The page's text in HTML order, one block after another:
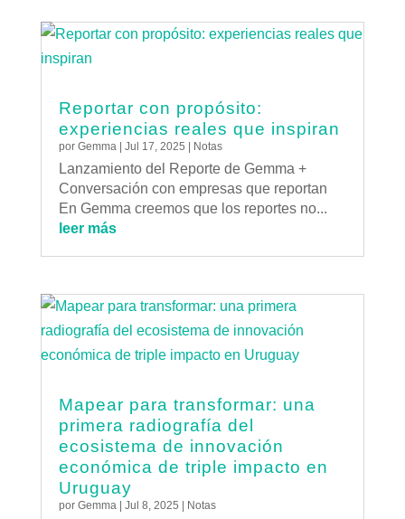
Reportar con propósito:
experiencias reales que inspiran
por Gemma| Jul 17, 2025 Notas
Lanzamiento del Reporte de Gemma +
Conversación con empresas que reportan
En Gemma creemos que los reportes no...
leer más
Mapear para transformar: una
primera radiografía del
ecosistema de innovación
económica de triple impacto en
Uruguay
por Gemma| Jul 8, 2025 Notas